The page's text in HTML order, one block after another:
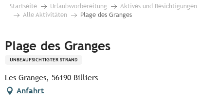
Startseite Urlaubsvorbereitung
Aktives und Besichtigungen
Alle Aktivitäten
Plage des Granges
Plage des Granges
UNBEAUFSICHTIGTER STRAND
Les Granges, 56190 Billiers
Anfahrt